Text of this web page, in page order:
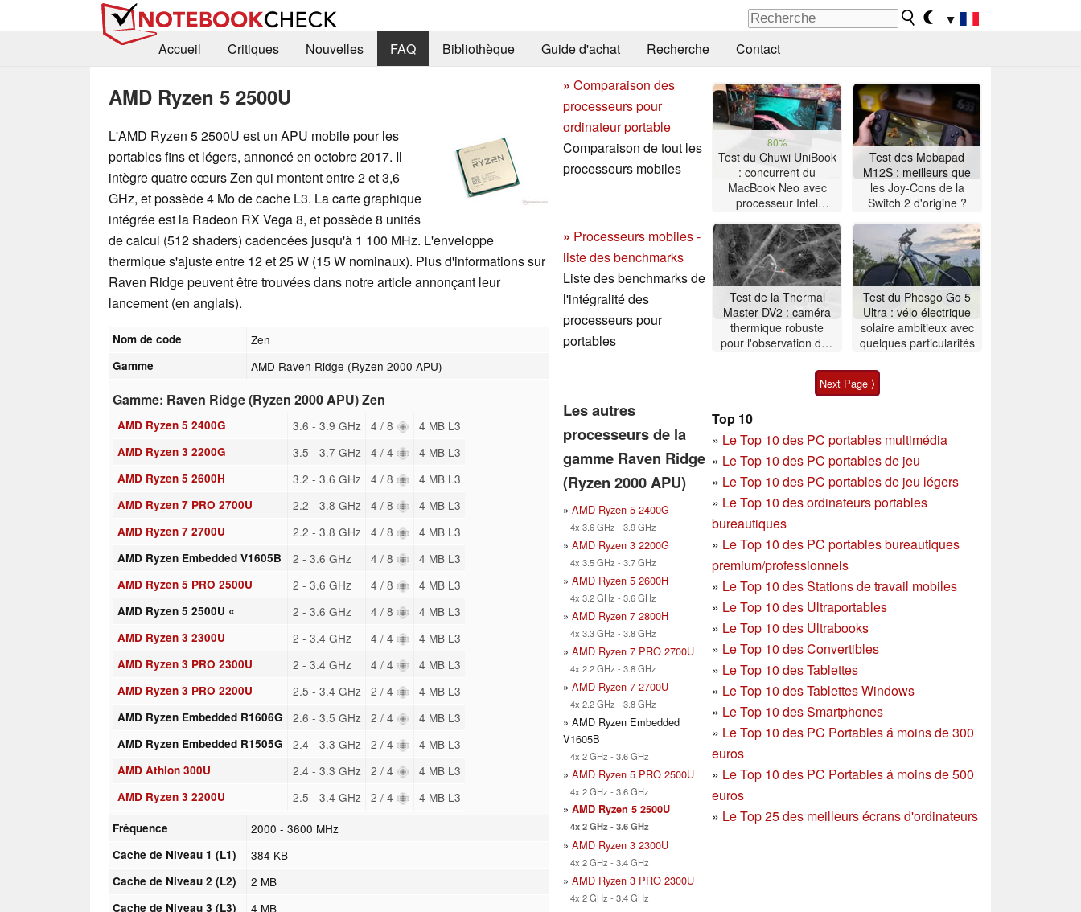
▼
Accueil
Critiques Nouvelles FAQ Bibliothèque Guide d'achat Recherche Contact
AMD Ryzen 5 2500U
L'AMD Ryzen 5 2500U est un APU mobile pour les
portables fins et légers, annoncé en octobre 2017. Il
intègre quatre cœurs Zen qui montent entre 2 et 3,6
GHz, et possède 4 Mo de cache L3. La carte graphique
intégrée est la Radeon RX Vega 8, et possède 8 unités
de calcul (512 shaders) cadencées jusqu'à 1 100 MHz. L'enveloppe
thermique s'ajuste entre 12 et 25 W (15 W nominaux). Plus d'informations sur
Raven Ridge peuvent être trouvées dans notre article annonçant leur
lancement (en anglais).
Nom de code Zen
Gamme AMD Raven Ridge (Ryzen 2000 APU)
Gamme: Raven Ridge (Ryzen 2000 APU) Zen
AMD Ryzen 5 2400G 3.6 - 3.9 GHz 4 / 8 4 MB L3
AMD Ryzen 3 2200G 3.5 - 3.7 GHz 4 / 4 4 MB L3
AMD Ryzen 5 2600H 3.2 - 3.6 GHz 4 / 8 4 MB L3
AMD Ryzen 7 PRO 2700U 2.2 - 3.8 GHz 4 / 8 4 MB L3
AMD Ryzen 7 2700U 2.2 - 3.8 GHz 4 / 8 4 MB L3
AMD Ryzen Embedded V1605B 2 - 3.6 GHz 4 / 8 4 MB L3
AMD Ryzen 5 PRO 2500U 2 - 3.6 GHz 4 / 8 4 MB L3
AMD Ryzen 5 2500U « 2 - 3.6 GHz 4 / 8 4 MB L3
AMD Ryzen 3 2300U 2 - 3.4 GHz 4 / 4 4 MB L3
AMD Ryzen 3 PRO 2300U 2 - 3.4 GHz 4 / 4 4 MB L3
AMD Ryzen 3 PRO 2200U 2.5 - 3.4 GHz 2 / 4 4 MB L3
AMD Ryzen Embedded R1606G 2.6 - 3.5 GHz 2 / 4 4 MB L3
AMD Ryzen Embedded R1505G 2.4 - 3.3 GHz 2 / 4 4 MB L3
AMD Athlon 300U 2.4 - 3.3 GHz 2 / 4 4 MB L3
AMD Ryzen 3 2200U 2.5 - 3.4 GHz 2 / 4 4 MB L3
Fréquence 2000 - 3600 MHz
Cache de Niveau 1 (L1) 384 KB
Cache de Niveau 2 (L2) 2 MB
Cache de Niveau 3 (L3) 4 MB
» Comparaison des
processeurs pour
ordinateur portable
Comparaison de tout les
processeurs mobiles
» Processeurs mobiles -
liste des benchmarks
Liste des benchmarks de
l'intégralité des
processeurs pour
portables
Les autres
processeurs de la
gamme Raven Ridge
(Ryzen 2000 APU)
» AMD Ryzen 5 2400G
4x 3.6 GHz - 3.9 GHz
» AMD Ryzen 3 2200G
4x 3.5 GHz - 3.7 GHz
» AMD Ryzen 5 2600H
4x 3.2 GHz - 3.6 GHz
» AMD Ryzen 7 2800H
4x 3.3 GHz - 3.8 GHz
» AMD Ryzen 7 PRO 2700U
4x 2.2 GHz - 3.8 GHz
» AMD Ryzen 7 2700U
4x 2.2 GHz - 3.8 GHz
» AMD Ryzen Embedded
V1605B
4x 2 GHz - 3.6 GHz
» AMD Ryzen 5 PRO 2500U
4x 2 GHz - 3.6 GHz
» AMD Ryzen 5 2500U
4x 2 GHz - 3.6 GHz
» AMD Ryzen 3 2300U
4x 2 GHz - 3.4 GHz
» AMD Ryzen 3 PRO 2300U
4x 2 GHz - 3.4 GHz
80%
Test du Chuwi UniBook
: concurrent du
MacBook Neo avec
processeur Intel
Test des Mobapad
M12S : meilleurs que
les Joy-Cons de la
Switch 2 d'origine ?
Test de la Thermal
Master DV2 : caméra
thermique robuste
pour l'observation des
Test du Phosgo Go 5
Ultra : vélo électrique
solaire ambitieux avec
quelques particularités
Next Page ⟩
Top 10
» Le Top 10 des PC portables multimédia
» Le Top 10 des PC portables de jeu
» Le Top 10 des PC portables de jeu légers
» Le Top 10 des ordinateurs portables
bureautiques
» Le Top 10 des PC portables bureautiques
premium/professionnels
» Le Top 10 des Stations de travail mobiles
» Le Top 10 des Ultraportables
» Le Top 10 des Ultrabooks
» Le Top 10 des Convertibles
» Le Top 10 des Tablettes
» Le Top 10 des Tablettes Windows
» Le Top 10 des Smartphones
» Le Top 10 des PC Portables á moins de 300
euros
» Le Top 10 des PC Portables á moins de 500
euros
» Le Top 25 des meilleurs écrans d'ordinateurs